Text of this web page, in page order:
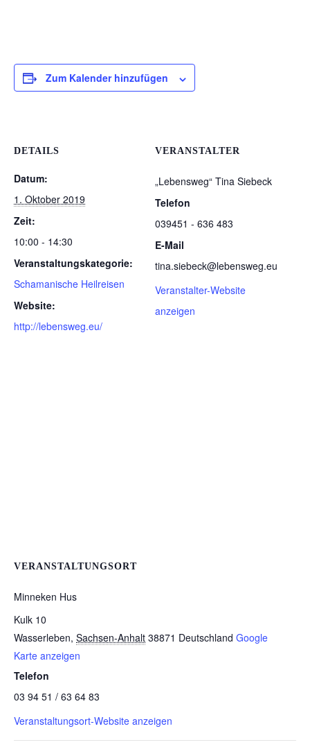
Zum Kalender hinzufügen
DETAILS
Datum:
1. Oktober 2019
Zeit:
10:00 - 14:30
Veranstaltungskategorie:
Schamanische Heilreisen
Website:
http://lebensweg.eu/
VERANSTALTER
„Lebensweg“ Tina Siebeck
Telefon
039451 - 636 483
E-Mail
tina.siebeck@lebensweg.eu
Veranstalter-Website
anzeigen
VERANSTALTUNGSORT
Minneken Hus
Kulk 10
Wasserleben, Sachsen-Anhalt 38871 Deutschland Google
Karte anzeigen
Telefon
03 94 51 / 63 64 83
Veranstaltungsort-Website anzeigen